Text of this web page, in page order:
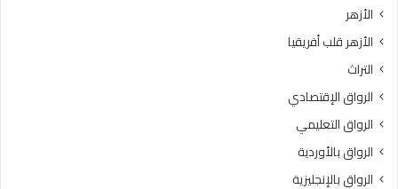
الأزهر
الأزهر قلب أفريقيا
التراث
الرواق الإقتصادي
الرواق التعليمي
الرواق بالأوردية
الرواق بالإنجليزية